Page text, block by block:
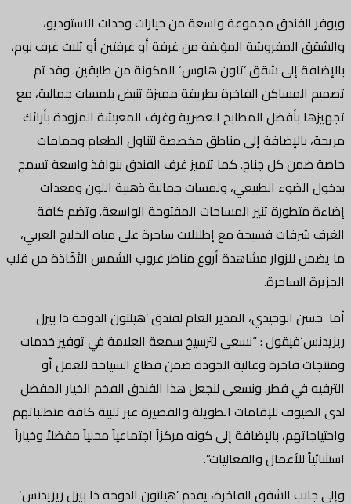
ويوفر الفندق مجموعة واسعة من خيارات وحدات الاستوديو،
والشقق المفروشة المؤلفة من غرفة أو غرفتين أو ثلاث غرف نوم،
بالإضافة إلى شقق ’تاون هاوس‘ المكونة من طابقين. وقد تم
تصميم المساكن الفاخرة بطريقة مميزة تنبض بلمسات جمالية، مع
تجهيزها بأفضل المطابخ العصرية وغرف المعيشة المزودة بأرائك
مريحة، بالإضافة إلى مناطق مخصصة لتناول الطعام وحمامات
خاصة ضمن كل جناح. كما تتميز غرف الفندق بنوافذ واسعة تسمح
بدخول الضوء الطبيعي، ولمسات جمالية ذهبية اللون ومعدات
إضاءة متطورة تنير المساحات المفتوحة الواسعة. وتضم كافة
الغرف شرفات فسيحة مع إطلالات ساحرة على مياه الخليج العربي،
ما يضمن للزوار مشاهدة أروع مناظر غروب الشمس الأخّاذة من قلب
الجزيرة الساحرة.
أما حسن الوحيدي، المدير العام لفندق ’هيلتون الدوحة ذا بيرل
ريزيدنس‘فيقول : “نسعى لترسيخ سمعة العلامة في توفير خدمات
ومنتجات فاخرة وعالية الجودة ضمن قطاع السياحة للعمل أو
الترفيه في قطر. ونسعى لنجعل هذا الفندق الفخم الخيار المفضل
لدى الضيوف للإقامات الطويلة والقصيرة عبر تلبية كافة متطلباتهم
واحتياجاتهم، بالإضافة إلى كونه مركزاً اجتماعياً محلياً مفضلاً وخياراً
استثنائياً للأعمال والفعاليات”.
وإلى جانب الشقق الفاخرة، يقدم ’هيلتون الدوحة ذا بيرل ريزيدنس‘